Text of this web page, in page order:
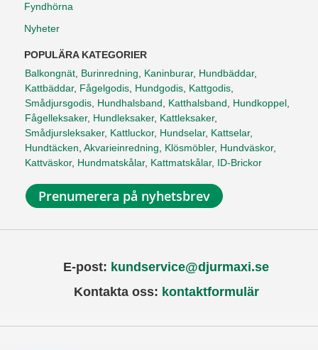
Fyndhörna
Nyheter
POPULÄRA KATEGORIER
Balkongnät, Burinredning, Kaninburar, Hundbäddar,
Kattbäddar, Fågelgodis, Hundgodis, Kattgodis,
Smådjursgodis, Hundhalsband, Katthalsband, Hundkoppel,
Fågelleksaker, Hundleksaker, Kattleksaker,
Smådjursleksaker, Kattluckor, Hundselar, Kattselar,
Hundtäcken, Akvarieinredning, Klösmöbler, Hundväskor,
Kattväskor, Hundmatskålar, Kattmatskålar, ID-Brickor
Prenumerera på nyhetsbrev
E-post: kundservice@djurmaxi.se
Kontakta oss: kontaktformulär